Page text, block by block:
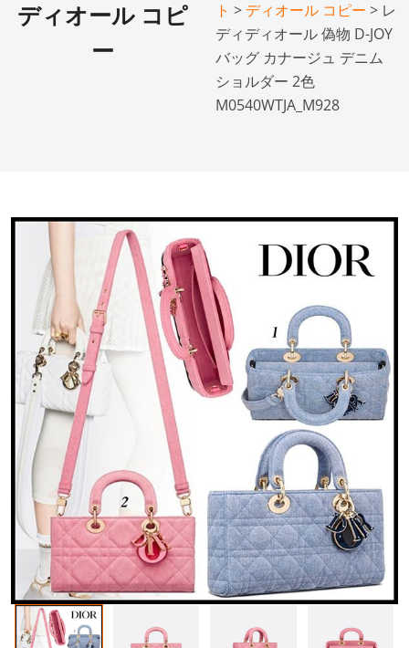
ディオール コピ
ー
ト > ディオール コピー > レ
ディディオール 偽物 D-JOY
バッグ カナージュ デニム
ショルダー 2色
M0540WTJA_M928